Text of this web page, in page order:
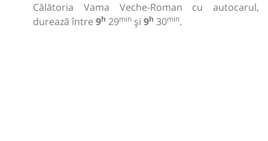
Călătoria Vama Veche-Roman cu autocarul,
durează între 9h 29min și 9h 30min.